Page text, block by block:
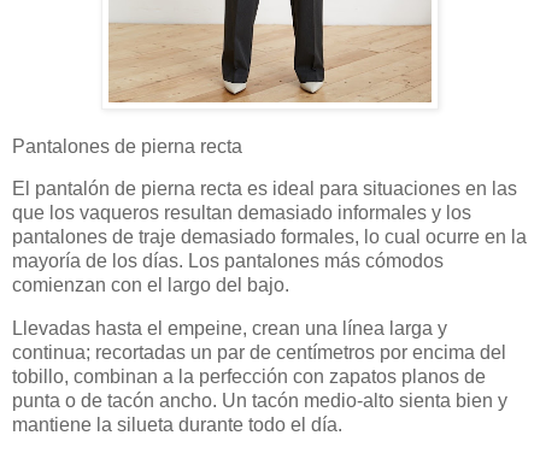
Pantalones de pierna recta
El pantalón de pierna recta es ideal para situaciones en las
que los vaqueros resultan demasiado informales y los
pantalones de traje demasiado formales, lo cual ocurre en la
mayoría de los días. Los pantalones más cómodos
comienzan con el largo del bajo.
Llevadas hasta el empeine, crean una línea larga y
continua; recortadas un par de centímetros por encima del
tobillo, combinan a la perfección con zapatos planos de
punta o de tacón ancho. Un tacón medio-alto sienta bien y
mantiene la silueta durante todo el día.